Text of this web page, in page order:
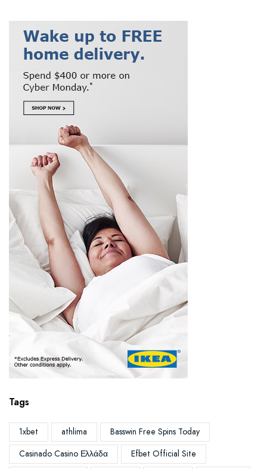
Tags
1xbet athlima
Basswin Free Spins Today
Casinado Casino Ελλάδα
Efbet Official Site